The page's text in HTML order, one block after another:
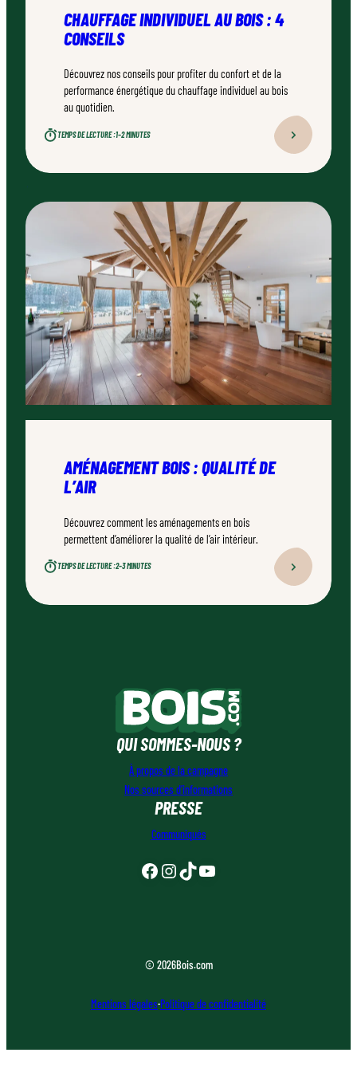
CHAUFFAGE INDIVIDUEL AU BOIS : 4
CONSEILS
Découvrez nos conseils pour profiter du confort et de la
performance énergétique du chauffage individuel au bois
au quotidien.
TEMPS DE LECTURE :1–2 MINUTES
AMÉNAGEMENT BOIS : QUALITÉ DE
L’AIR
Découvrez comment les aménagements en bois
permettent d’améliorer la qualité de l’air intérieur.
TEMPS DE LECTURE :2–3 MINUTES
QUI SOMMES-NOUS ?
À propos de la campagne
Nos sources d’informations
PRESSE
Communiqués
Facebook
Instagram
TikTokYouTube
© 2026Bois.com
Mentions légales·Politique de confidentialité